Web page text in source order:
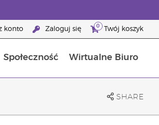
konto Zaloguj się 0 Twój koszyk
Społeczność Wirtualne Biuro
SHARE